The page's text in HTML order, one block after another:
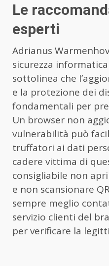
Le
esperti
Adrianus
sicurezza
sottolinea che
e la protezione dei
fondamentali per
Un browser non
vulnerabilità può
truffatori ai dati
cadere vittima di
consigliabile non
e non scansionare
sempre meglio
servizio clienti del
per verificare la